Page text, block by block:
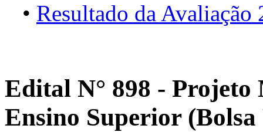
• Resultado da Avaliação
Edital N° 898 - Projeto
Ensino Superior